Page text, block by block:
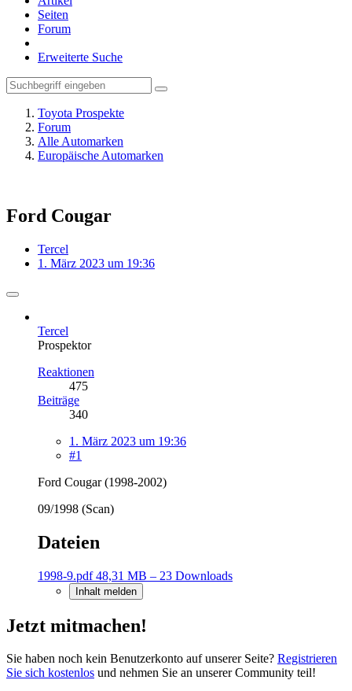
Seiten
Forum
Erweiterte Suche
Toyota Prospekte
Forum
Alle Automarken
Europäische Automarken
Ford Cougar
Tercel
1. März 2023 um 19:36
Tercel
Prospektor
Reaktionen
475
Beiträge
340
1. März 2023 um 19:36
#1
Ford Cougar (1998-2002)
09/1998 (Scan)
Dateien
1998-9.pdf 48,31 MB – 23 Downloads
Inhalt melden
Jetzt mitmachen!
Sie haben noch kein Benutzerkonto auf unserer Seite? Registrieren
Sie sich kostenlos und nehmen Sie an unserer Community teil!